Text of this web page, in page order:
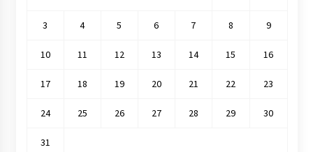
3 4 5 6 7 8 9
10 11 12 13 14 15 16
17 18 19 20 21 22 23
24 25 26 27 28 29 30
31